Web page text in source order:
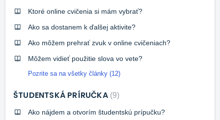
Ktoré online cvičenia si mám vybrať?
Ako sa dostanem k ďalšej aktivite?
Ako môžem prehrať zvuk v online cvičeniach?
Môžem vidieť použitie slova vo vete?
Pozrite sa na všetky články (12)
ŠTUDENTSKÁ PRÍRUČKA 9
Ako nájdem a otvorím študentskú prípučku?